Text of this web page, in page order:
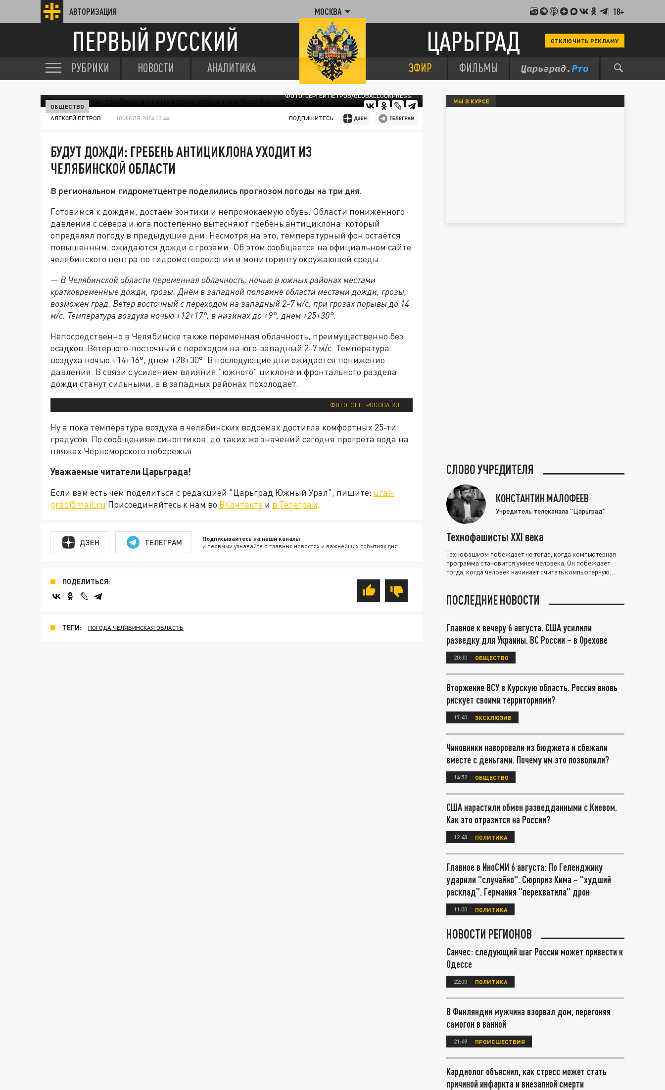
АВТОРИЗАЦИЯ МОСКВА 18+
ПЕРВЫЙ РУССКИЙ ЦАРЬГРАД ОТКЛЮЧИТЬ РЕКЛАМУ
РУБРИКИ НОВОСТИ АНАЛИТИКА ЭФИР ФИЛЬМЫ
ФОТО: СЕРГЕЙ ПЕТРОВ/GLOBALLOOKPRESS.
ОБЩЕСТВО
АЛЕКСЕЙ ПЕТРОВ 10 ИЮЛЯ 2024 13:44 ПОДПИШИТЕСЬ:
БУДУТ ДОЖДИ: ГРЕБЕНЬ АНТИЦИКЛОНА УХОДИТ ИЗ
ЧЕЛЯБИНСКОЙ ОБЛАСТИ
В региональном гидрометцентре поделились прогнозом погоды на три дня.
Готовимся к дождям, достаём зонтики и непромокаемую обувь. Области пониженного
давления с севера и юга постепенно вытесняют гребень антициклона, который
определял погоду в предыдущие дни. Несмотря на это, температурный фон остаётся
повышенным, ожидаются дожди с грозами. Об этом сообщается на официальном сайте
челябинского центра по гидрометеорологии и мониторингу окружающей среды.
— В Челябинской области переменная облачность, ночью в южных районах местами
кратковременные дожди, грозы. Днём в западной половине области местами дожди, грозы,
возможен град. Ветер восточный с переходом на западный 2-7 м/с, при грозах порывы до 14
м/с. Температура воздуха ночью +12+17°, в низинах до +9°, днём +25+30°.
Непосредственно в Челябинске также переменная облачность, преимущественно без
осадков. Ветер юго-восточный с переходом на юго-западный 2-7 м/с. Температура
воздуха ночью +14+16°, днём +28+30°. В последующие дни ожидается понижение
давления. В связи с усилением влияния "южного" циклона и фронтального раздела
дожди станут сильными, а в западных районах похолодает.
ФОТО: CHELPOGODA.RU.
Ну а пока температура воздуха в челябинских водоёмах достигла комфортных 25-ти
градусов. По сообщениям синоптиков, до таких же значений сегодня прогрета вода на
пляжах Черноморского побережья.
Уважаемые читатели Царьграда!
Если вам есть чем поделиться с редакцией "Царьград Южный Урал", пишите: ural-
grad@mail.ru Присоединяйтесь к нам во ВКонтакте и в Телеграм.
ДЗЕН ТЕЛЕГРАМ Подписывайтесь на наши каналы
и первыми узнавайте о главных новостях и важнейших событиях дня.
ПОДЕЛИТЬСЯ:
ТЕГИ: ПОГОДА ЧЕЛЯБИНСКАЯ ОБЛАСТЬ
МЫ В КУРСЕ
СЛОВО УЧРЕДИТЕЛЯ
КОНСТАНТИН МАЛОФЕЕВ
Учредитель телеканала "Царьград"
Технофашисты XXI века
Технофашизм побеждает не тогда, когда компьютерная
программа становится умнее человека. Он побеждает
тогда, когда человек начинает считать компьютерную
ПОСЛЕДНИЕ НОВОСТИ
Главное к вечеру 6 августа. США усилили
разведку для Украины. ВС России – в Орехове
20:30 ОБЩЕСТВО
Вторжение ВСУ в Курскую область. Россия вновь
рискует своими территориями?
17:40 ЭКСКЛЮЗИВ
Чиновники наворовали из бюджета и сбежали
вместе с деньгами. Почему им это позволили?
14:52 ОБЩЕСТВО
США нарастили обмен разведданными с Киевом.
Как это отразится на России?
12:48 ПОЛИТИКА
Главное в ИноСМИ 6 августа: По Геленджику
ударили "случайно". Сюрприз Кима – "худший
расклад". Германия "перехватила" дрон
11:00 ПОЛИТИКА
НОВОСТИ РЕГИОНОВ
Санчес: следующий шаг России может привести к
Одессе
22:00 ПОЛИТИКА
В Финляндии мужчина взорвал дом, перегоняя
самогон в ванной
21:49 ПРОИСШЕСТВИЯ
Кардиолог объяснил, как стресс может стать
причиной инфаркта и внезапной смерти